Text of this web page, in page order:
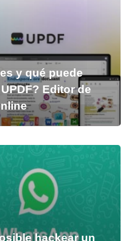
y qué puede
Editor de
hackear un